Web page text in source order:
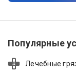
Популярные
Лечебные